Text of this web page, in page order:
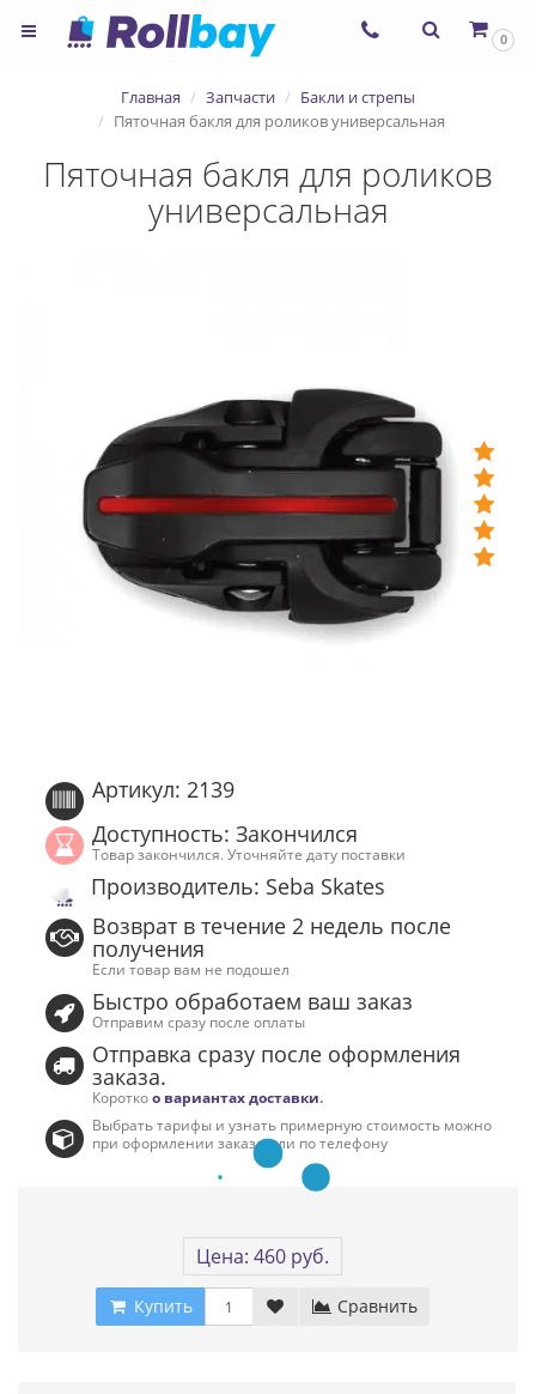
0
Главная Запчасти
Бакли и стрепы
Пяточная бакля для роликов универсальная
Пяточная бакля для роликов
универсальная
Артикул: 2139
Доступность: Закончился
Товар закончился. Уточняйте дату поставки
Производитель: Seba Skates
Возврат в течение 2 недель после
получения
Если товар вам не подошел
Быстро обработаем ваш заказ
Отправим сразу после оплаты
Отправка сразу после оформления
заказа.
Короткоо вариантах доставки.
Выбрать тарифы и узнать примерную стоимость можно
при оформлении заказа или по телефону
Цена: 460 руб.
Купить Сравнить